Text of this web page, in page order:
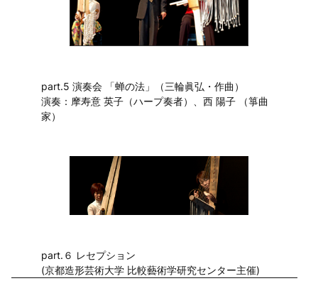
part.5 演奏会 「蝉の法」（三輪眞弘・作曲）
演奏：摩寿意 英子（ハープ奏者）、西 陽子 （箏曲
家）
part.６ レセプション
(京都造形芸術大学 比較藝術学研究センター主催)